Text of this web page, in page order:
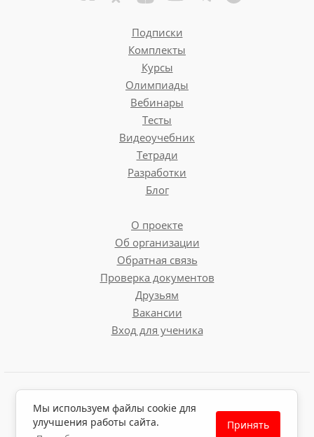
Подписки
Комплекты
Курсы
Олимпиады
Вебинары
Тесты
Видеоучебник
Тетради
Разработки
Блог
О проекте
Об организации
Обратная связь
Проверка документов
Друзьям
Вакансии
Вход для ученика
Политика обработки персональных данных
Политика использования файлов cookie
Мы используем файлы cookie для
улучшения работы сайта.
Принять